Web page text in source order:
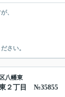
、
さい。
八幡東
２丁目 №35855